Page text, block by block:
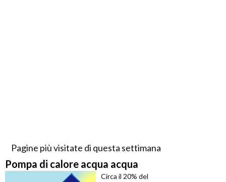
Pagine più visitate di questa settimana
Pompa di calore acqua acqua
Circa il 20% del